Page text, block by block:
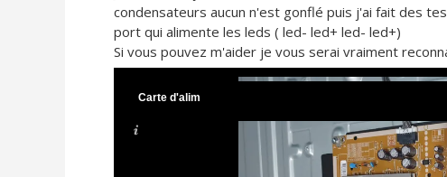
condensateurs aucun n'est gonflé puis j'ai fait des
port qui alimente les leds ( led- led+ led- led+)
Si vous pouvez m'aider je vous serai vraiment
Carte d'alim